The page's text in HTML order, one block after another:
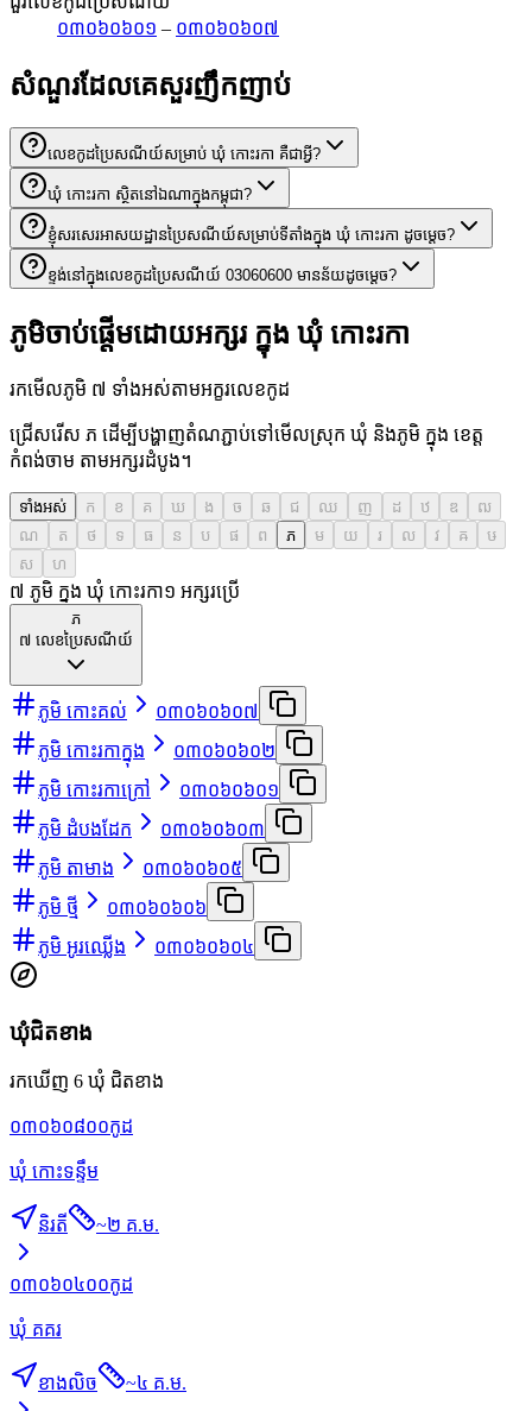
០៣០៦០៦០១ – ០៣០៦០៦០៧
សំណួរដែលគេសួរញឹកញាប់
លេខកូដប្រៃសណីយ៍សម្រាប់ ឃុំ កោះរកា គឺជាអ្វី?
ឃុំ កោះរកា ស្ថិតនៅឯណាក្នុងកម្ពុជា?
ខ្ញុំសរសេរអាសយដ្ឋានប្រៃសណីយ៍សម្រាប់ទីតាំងក្នុង ឃុំ កោះរកា ដូចម្តេច?
ខ្ទង់នៅក្នុងលេខកូដប្រៃសណីយ៍ 03060600 មានន័យដូចម្តេច?
ភូមិចាប់ផ្តើមដោយអក្សរ ក្នុង ឃុំ កោះរកា
រកមើលភូមិ ៧ ទាំងអស់តាមអក្ខរលេខកូដ
ជ្រើសរើស ភ ដើម្បីបង្ហាញតំណភ្ជាប់ទៅមើលស្រុក ឃុំ និងភូមិ ក្នុង ខេត្ត
កំពង់ចាម តាមអក្សរដំបូង។
ទាំងអស់ ក ខ គ ឃ ង ច ឆ ជ ឈ ញ ដ ឋ ឌ
ឍ
ណ
ត ថ ទ ធ ន ប ផ ព ភ ម យ រ ល វ ឝ
ឞ
ស
ហ
៧ ភូមិ ក្នុង ឃុំ កោះរកា១ អក្សរប្រើ
ភ
៧ លេខប្រៃសណីយ៍
ភូមិ កោះគល់
០៣០៦០៦០៧
ភូមិ កោះរកាក្នុង
០៣០៦០៦០២
ភូមិ កោះរកាក្រៅ
០៣០៦០៦០១
ភូមិ ដំបងដែក
០៣០៦០៦០៣
ភូមិ តាមាង
០៣០៦០៦០៥
ភូមិ ថ្មី
០៣០៦០៦០៦
ភូមិ អូរឈ្លើង
០៣០៦០៦០៤
ឃុំជិតខាង
រកឃើញ 6 ឃុំ ជិតខាង
០៣០៦០៨០០កូដ
ឃុំ កោះទន្ទឹម
និរតី ~២ គ.ម.
០៣០៦០៤០០កូដ
ឃុំ គគរ
ខាងលិច ~៤ គ.ម.